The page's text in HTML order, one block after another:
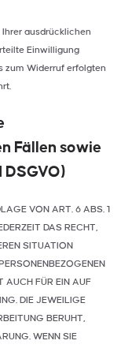
ausdrücklichen
Einwilligung
zum Widerruf erfolgten
Fällen sowie
VON ART. 6 ABS. 1
DAS RECHT,
SITUATION
AUCH FÜR EIN AUF
DIE JEWEILIGE
BERUHT,
WENN SIE